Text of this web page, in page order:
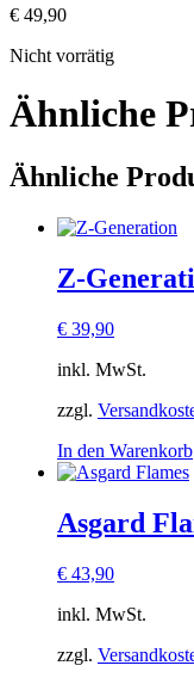
€ 49,90
Nicht vorrätig
Ähnliche
Ähnliche
Z-
€ 39,90
inkl. MwSt.
zzgl.
In den Warenkorb
Asgard
€ 43,90
inkl. MwSt.
zzgl.